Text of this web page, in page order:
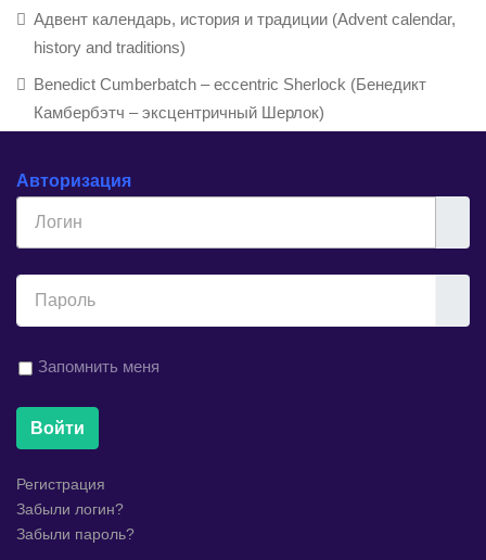
Адвент календарь, история и традиции (Advent calendar,
history and traditions)
Benedict Cumberbatch – eccentric Sherlock (Бенедикт
Камбербэтч – эксцентричный Шерлок)
Авторизация
Запомнить меня
Войти
Регистрация
Забыли логин?
Забыли пароль?